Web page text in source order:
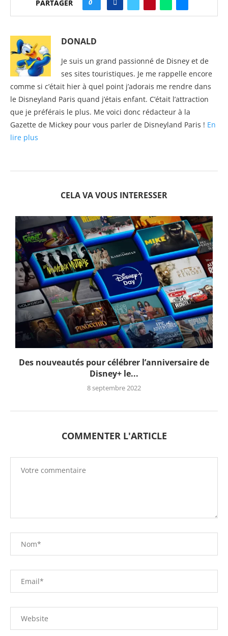
PARTAGER 0
DONALD
Je suis un grand passionné de Disney et de
ses sites touristiques. Je me rappelle encore
comme si c’était hier à quel point j’adorais me rendre dans
le Disneyland Paris quand j’étais enfant. C’était l’attraction
que je préférais le plus. Me voici donc rédacteur à la
Gazette de Mickey pour vous parler de Disneyland Paris ! En
lire plus
CELA VA VOUS INTERESSER
Des nouveautés pour célébrer l’anniversaire de
Disney+ le...
8 septembre 2022
COMMENTER L'ARTICLE